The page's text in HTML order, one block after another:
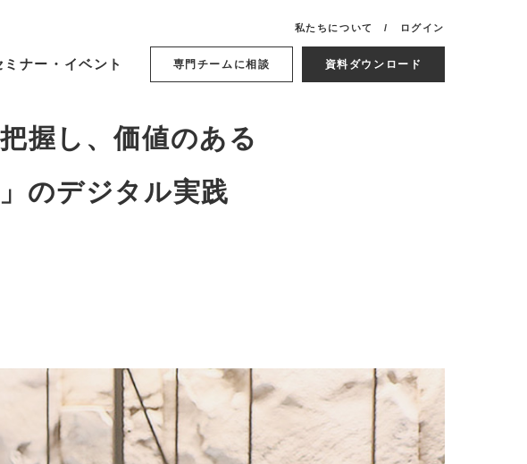
ミナー・イベント 専門チームに相談 資料ダウンロード
私たちについて ログイン
握し、価値のある
のデジタル実践